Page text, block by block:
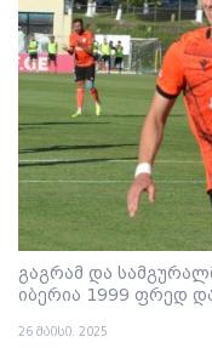
გაგრამ და
იბერია 1999 ფრედ
26 მაისი. 2025